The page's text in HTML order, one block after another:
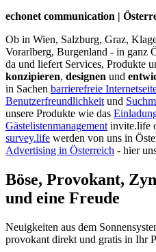
echonet communication |
Ob in Wien, Salzburg, Graz,
Vorarlberg, Burgenland - in ganz
da und liefert Services, Produkte
konzipieren, designen und
in Sachen barrierefreie
Benutzerfreundlichkeit und
unsere Produkte wie das
Gästelistenmanagement invite.life
survey.life werden von uns in
Advertising in Österreich - hier
Böse, Provokant,
und eine Freude
Neuigkeiten aus dem
provokant direkt und gratis in Ihr